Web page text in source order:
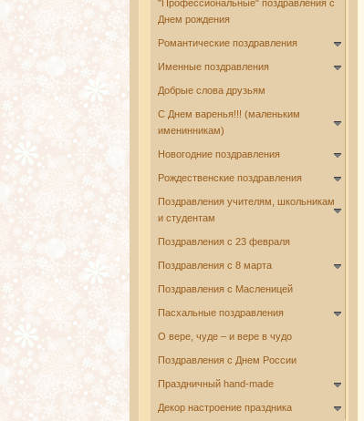
"Профессиональные" поздравления с
Днем рождения
Романтические поздравления
Именные поздравления
Добрые слова друзьям
С Днем варенья!!! (маленьким
именинникам)
Новогодние поздравления
Рождественские поздравления
Поздравления учителям, школьникам
и студентам
Поздравления с 23 февраля
Поздравления с 8 марта
Поздравления с Масленицей
Пасхальные поздравления
О вере, чуде – и вере в чудо
Поздравления с Днем России
Праздничный hand-made
Декор настроение праздника